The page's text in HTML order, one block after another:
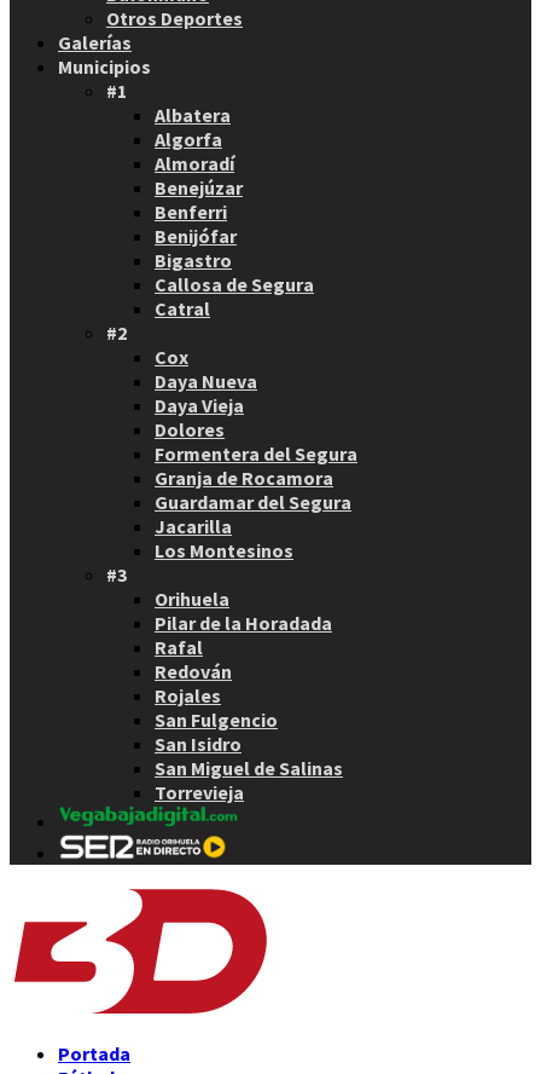
Otros Deportes
Galerías
Municipios
#1
Albatera
Algorfa
Almoradí
Benejúzar
Benferri
Benijófar
Bigastro
Callosa de Segura
Catral
#2
Cox
Daya Nueva
Daya Vieja
Dolores
Formentera del Segura
Granja de Rocamora
Guardamar del Segura
Jacarilla
Los Montesinos
#3
Orihuela
Pilar de la Horadada
Rafal
Redován
Rojales
San Fulgencio
San Isidro
San Miguel de Salinas
Torrevieja
Portada